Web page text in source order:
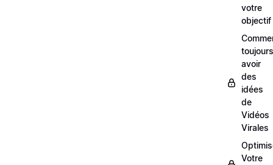
votre
objectif
toujours
avoir
des
idées
de
Vidéos
Virales
Votre